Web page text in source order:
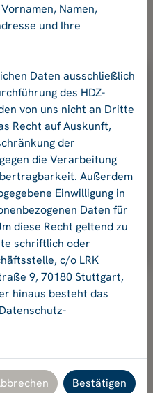
Mail-Adresse
Ok
Württemberg
Tel. +49 711 120933-63,
Namen,
und Ihre
Daten ausschließlich
des HDZ-
von uns nicht an Dritte
Recht auf Auskunft,
der
die Verarbeitung
Außerdem
Einwilligung in
Daten für
diese Recht geltend zu
schriftlich oder
c/o LRK
9, 70180 Stuttgart,
hinaus besteht das
Bestätigen